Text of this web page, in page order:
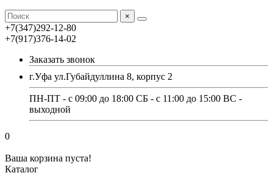
×
+7(347)292-12-80
+7(917)376-14-02
Заказать звонок
г.Уфа ул.Губайдуллина 8, корпус 2
ПН-ПТ - с 09:00 до 18:00 СБ - с 11:00 до 15:00 ВС -
выходной
0
Ваша корзина пуста!
Каталог